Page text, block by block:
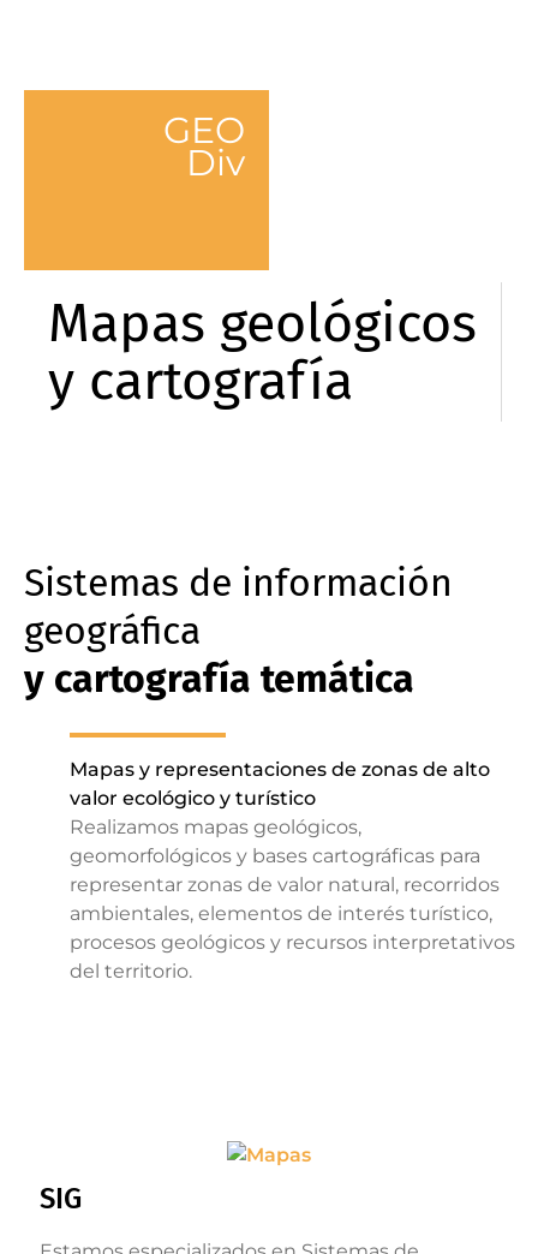
GEO
Div
Mapas geológicos
y cartografía
Sistemas de información
geográfica
y cartografía temática
Mapas y representaciones de zonas de alto
valor ecológico y turístico
Realizamos mapas geológicos,
geomorfológicos y bases cartográficas para
representar zonas de valor natural, recorridos
ambientales, elementos de interés turístico,
procesos geológicos y recursos interpretativos
del territorio.
SIG